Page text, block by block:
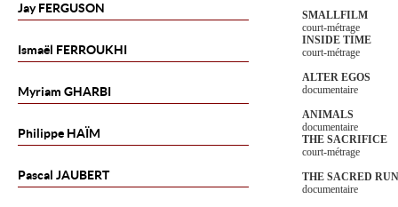
JayFERGUSON
Ismaël FERROUKHI
Myriam GHARBI
Philippe HAÏM
Pascal JAUBERT
SMALLFILM
court-métrage
INSIDE TIME
court-métrage
ALTER EGOS
documentaire
ANIMALS
documentaire
THE SACRIFICE
court-métrage
THE SACRED
documentaire